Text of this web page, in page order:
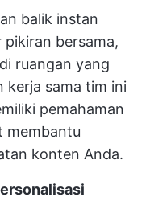
balik instan
bersama,
ruangan yang
kerja sama tim ini
pemahaman
membantu
konten Anda.